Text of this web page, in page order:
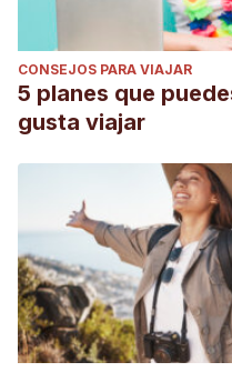
CONSEJOS PARA VIAJAR
5 planes que
gusta viajar